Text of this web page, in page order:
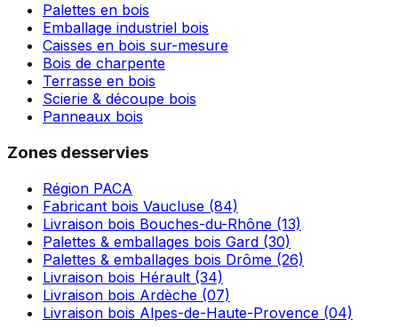
Palettes en bois
Emballage industriel bois
Caisses en bois sur-mesure
Bois de charpente
Terrasse en bois
Scierie & découpe bois
Panneaux bois
Zones desservies
Région PACA
Fabricant bois Vaucluse (84)
Livraison bois Bouches-du-Rhône (13)
Palettes & emballages bois Gard (30)
Palettes & emballages bois Drôme (26)
Livraison bois Hérault (34)
Livraison bois Ardèche (07)
Livraison bois Alpes-de-Haute-Provence (04)